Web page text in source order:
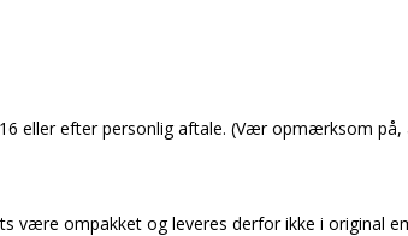
eller efter personlig aftale. (Vær opmærksom
være ompakket og leveres derfor ikke i original